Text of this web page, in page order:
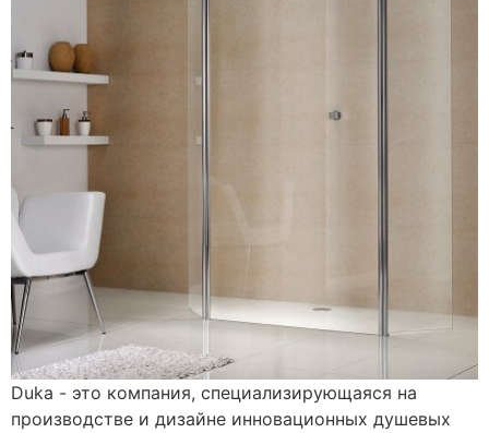
Duka - это компания, специализирующаяся на
производстве и дизайне инновационных душевых